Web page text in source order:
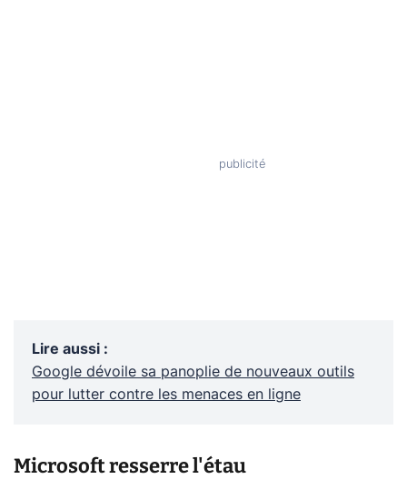
Lire aussi :
Google dévoile sa panoplie de nouveaux outils
pour lutter contre les menaces en ligne
Microsoft resserre l'étau